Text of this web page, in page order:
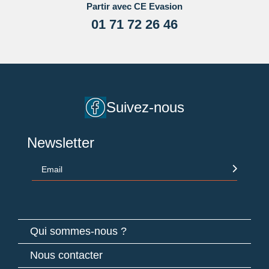
Partir avec CE Evasion
01 71 72 26 46
Suivez-nous
Newsletter
Email
Qui sommes-nous ?
Nous contacter